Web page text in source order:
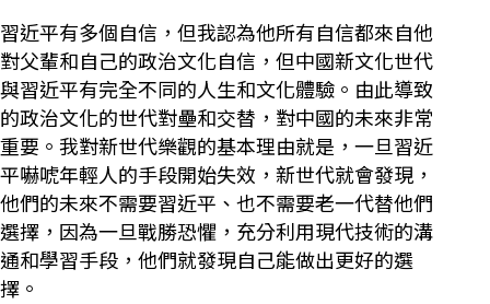
習近平有多個自信，但我認為他所有自信都來自他
對父輩和自己的政治文化自信，但中國新文化世代
與習近平有完全不同的人生和文化體驗。由此導致
的政治文化的世代對壘和交替，對中國的未來非常
重要。我對新世代樂觀的基本理由就是，一旦習近
平嚇唬年輕人的手段開始失效，新世代就會發現，
他們的未來不需要習近平、也不需要老一代替他們
選擇，因為一旦戰勝恐懼，充分利用現代技術的溝
通和學習手段，他們就發現自己能做出更好的選
擇。